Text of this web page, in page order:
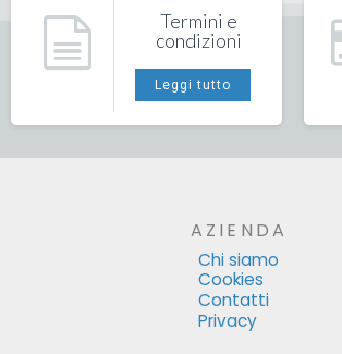
Termini e
condizioni
Leggi tutto
AZIENDA
Chi siamo
Cookies
Contatti
Privacy